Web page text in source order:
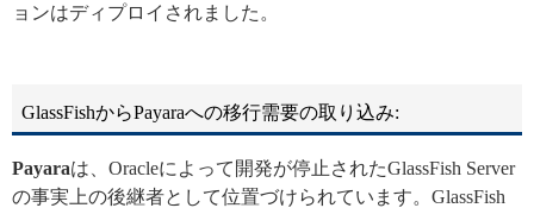
ョンはディプロイされました。
GlassFishからPayaraへの移行需要の取り込み:
Payaraは、Oracleによって開発が停止されたGlassFish Server
の事実上の後継者として位置づけられています。GlassFish